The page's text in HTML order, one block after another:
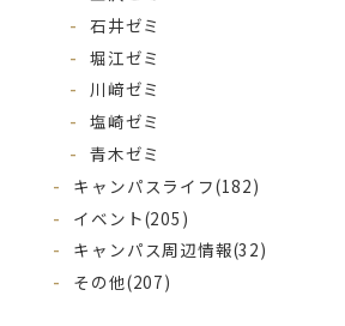
石井ゼミ
堀江ゼミ
川﨑ゼミ
塩崎ゼミ
青木ゼミ
キャンパスライフ(182)
イベント(205)
キャンパス周辺情報(32)
その他(207)